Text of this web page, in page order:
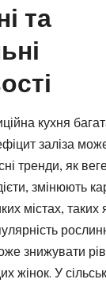
та
кухня
заліза
тренди, як
змінюють
містах, таких
знижувати
жінок. У